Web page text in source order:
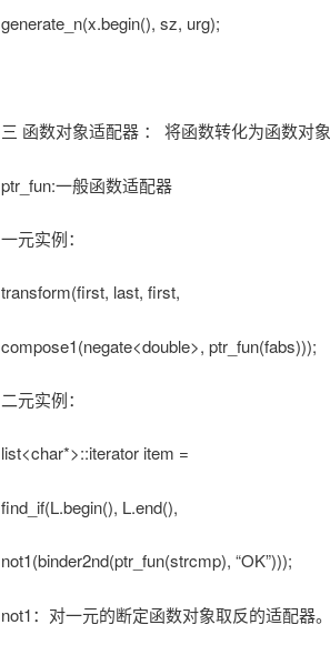
generate_n(x.begin(), sz, urg);
三 函数对象适配器 ： 将函数转化为函数对象
ptr_fun:一般函数适配器
一元实例：
transform(first, last, first,
compose1(negate<double>, ptr_fun(fabs)));
二元实例：
list<char*>::iterator item =
find_if(L.begin(), L.end(),
not1(binder2nd(ptr_fun(strcmp), “OK”)));
not1：对一元的断定函数对象取反的适配器。